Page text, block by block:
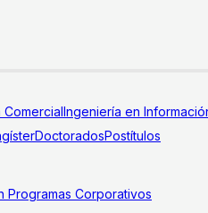
ComercialIngeniería en
DoctoradosPostítulos
Programas Corporativos